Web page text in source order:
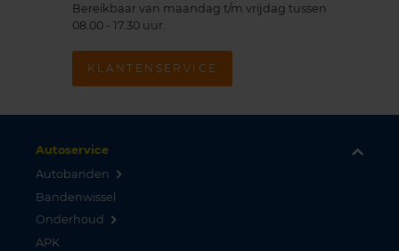
Bereikbaar van maandag t/m vrijdag tussen
08.00 - 17.30 uur.
KLANTENSERVICE
Autoservice
Autobanden
Bandenwissel
Onderhoud
APK